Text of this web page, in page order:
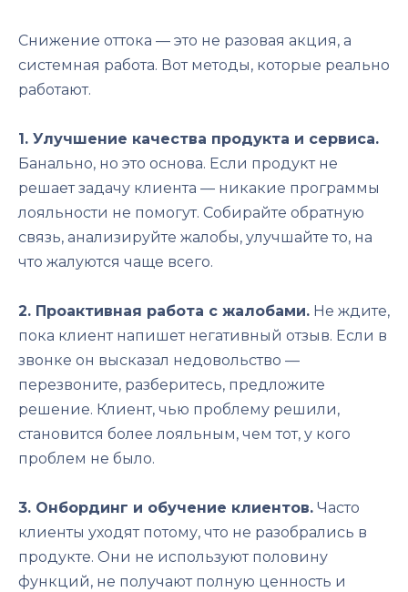
Снижение оттока — это не разовая акция, а
системная работа. Вот методы, которые реально
работают.
1. Улучшение качества продукта и сервиса.
Банально, но это основа. Если продукт не
решает задачу клиента — никакие программы
лояльности не помогут. Собирайте обратную
связь, анализируйте жалобы, улучшайте то, на
что жалуются чаще всего.
2. Проактивная работа с жалобами. Не ждите,
пока клиент напишет негативный отзыв. Если в
звонке он высказал недовольство —
перезвоните, разберитесь, предложите
решение. Клиент, чью проблему решили,
становится более лояльным, чем тот, у кого
проблем не было.
3. Онбординг и обучение клиентов. Часто
клиенты уходят потому, что не разобрались в
продукте. Они не используют половину
функций, не получают полную ценность и